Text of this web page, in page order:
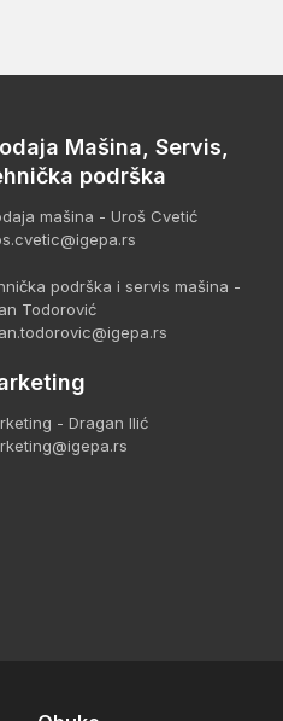
Mašina, Servis,
podrška
mašina - Uroš Cvetić
podrška i servis mašina -
Todorović
- Dragan Ilić